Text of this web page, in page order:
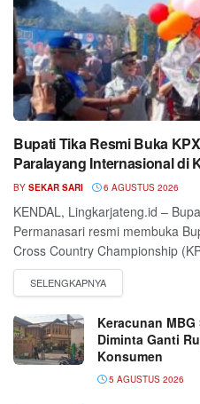
Bupati Tika Resmi Buka
Paralayang Internasional di
BY SEKAR SARI 6 AGUSTUS 2026
KENDAL, Lingkarjateng.id –
Permanasari resmi membuka
Cross Country Championship
Keracunan MBG
Diminta Ganti
Konsumen
5 AGUSTUS 2026